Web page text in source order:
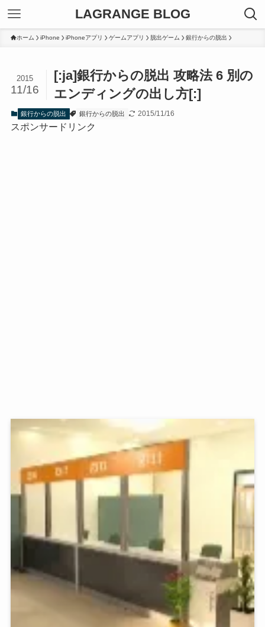
LAGRANGE BLOG
ホーム iPhone iPhoneアプリ ゲームアプリ 脱出ゲーム 銀行からの脱出
[:ja]銀行からの脱出 攻略法 6 別の
エンディングの出し方[:]
2015
11/16
銀行からの脱出 銀行からの脱出 2015/11/16
スポンサードリンク